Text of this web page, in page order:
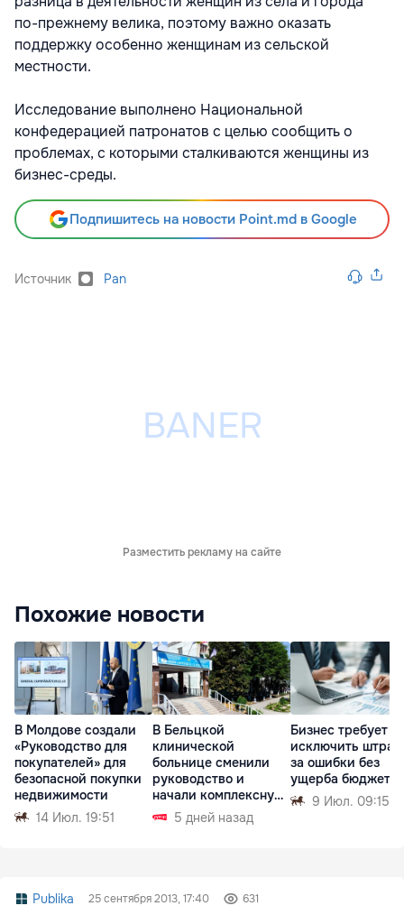
по-прежнему велика, поэтому важно оказать
поддержку особенно женщинам из сельской
местности.
Исследование выполнено Национальной
конфедерацией патронатов с целью сообщить о
проблемах, с которыми сталкиваются женщины из
бизнес-среды.
Подпишитесь на новости Point.md в Google
Источник Pan
Разместить рекламу на сайте
Похожие новости
В Молдове создали
«Руководство для
покупателей» для
безопасной покупки
недвижимости
14 Июл. 19:51
В Бельцкой
клинической
больнице сменили
руководство и
начали комплексную
проверку
5 дней назад
Бизнес требует
исключить
за ошибки без
ущерба бюджету
9 Июл. 09:15
Publika 25 сентября 2013, 17:40 631